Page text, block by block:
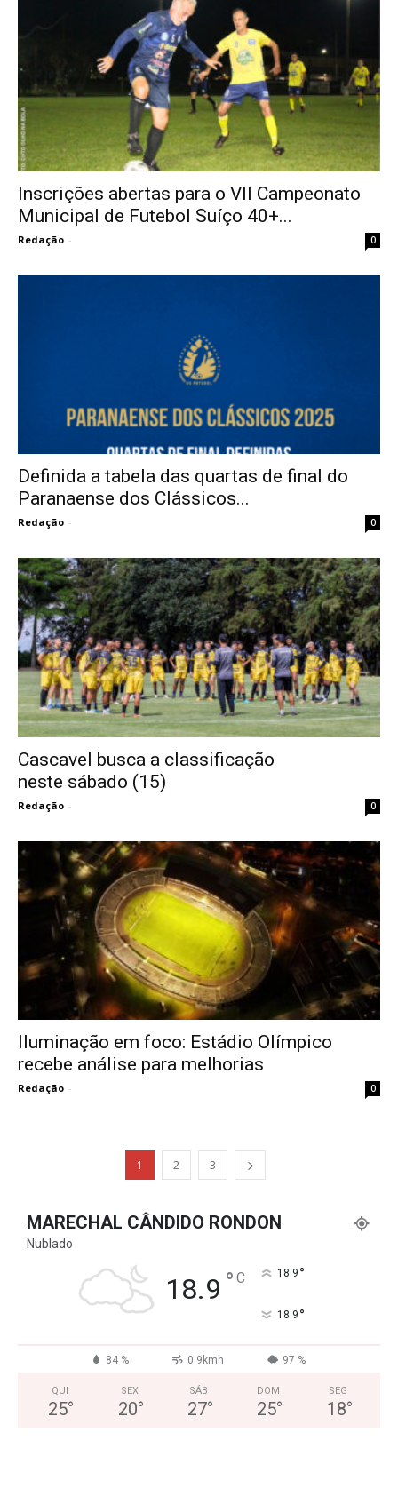
Inscrições abertas para o VII Campeonato
Municipal de Futebol Suíço 40+...
Redação - 0
Definida a tabela das quartas de final do
Paranaense dos Clássicos...
Redação - 0
Cascavel busca a classificação
neste sábado (15)
Redação - 0
Iluminação em foco: Estádio Olímpico
recebe análise para melhorias
Redação - 0
1 2 3
MARECHAL CÂNDIDO RONDON
Nublado
18.9 ° C 18.9 °
18.9 °
84 % 0.9kmh 97 %
QUI
25°
SEX
20°
SÁB
27°
DOM
25°
SEG
18°